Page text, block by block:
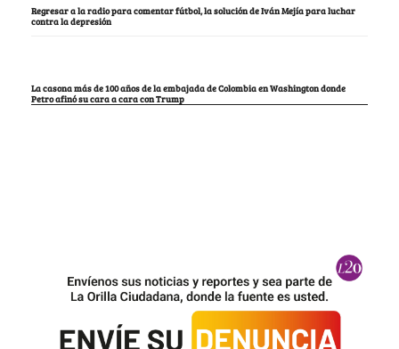
Regresar a la radio para comentar fútbol, la solución de Iván Mejía para luchar
contra la depresión
La casona más de 100 años de la embajada de Colombia en Washington donde
Petro afinó su cara a cara con Trump